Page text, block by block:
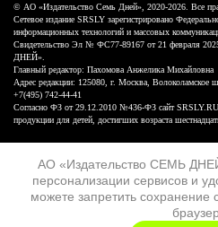
АО «Издательство СЕМЬ
персонализации сервисов и
можете запретить сохранение
16+
© АО «Издательство Семь Дней», 2020-2026. Все
Сетевое издание SRSLY зарегистрировано
информационных технологий и массовых
Свидетельство Эл № ФС77-89167 от 21 февраля
ДНЕЙ».
Главный редактор: Пахомова Анжелика Михайловна
Адрес редакции: 125080, г. Москва,
+7(495) 742-44-41
Согласно ФЗ от 29.12.2010 №436-ФЗ сайт SRSLY.RU
продукции для детей, достигших возраста